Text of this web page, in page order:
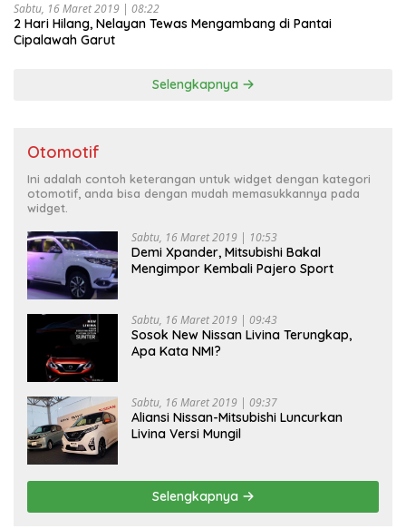
Sabtu, 16 Maret 2019 | 08:22
2 Hari Hilang, Nelayan Tewas Mengambang di Pantai
Cipalawah Garut
Selengkapnya
Otomotif
Ini adalah contoh keterangan untuk widget dengan kategori
otomotif, anda bisa dengan mudah memasukkannya pada
widget.
Sabtu, 16 Maret 2019 | 10:53
Demi Xpander, Mitsubishi Bakal
Mengimpor Kembali Pajero Sport
Sabtu, 16 Maret 2019 | 09:43
Sosok New Nissan Livina Terungkap,
Apa Kata NMI?
Sabtu, 16 Maret 2019 | 09:37
Aliansi Nissan-Mitsubishi Luncurkan
Livina Versi Mungil
Selengkapnya